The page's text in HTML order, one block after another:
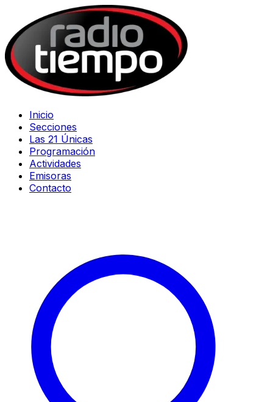
Inicio
Secciones
Las 21 Únicas
Programación
Actividades
Emisoras
Contacto